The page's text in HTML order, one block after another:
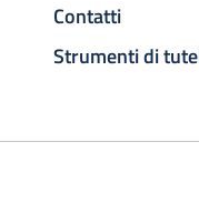
Contatti
Strumenti di